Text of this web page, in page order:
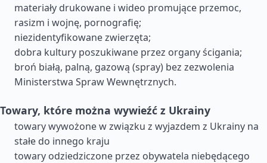
materiały drukowane i wideo promujące przemoc,
rasizm i wojnę, pornografię;
niezidentyfikowane zwierzęta;
dobra kultury poszukiwane przez organy ścigania;
broń białą, palną, gazową (spray) bez zezwolenia
Ministerstwa Spraw Wewnętrznych.
Towary, które można wywieźć z Ukrainy
towary wywożone w związku z wyjazdem z Ukrainy na
stałe do innego kraju
towary odziedziczone przez obywatela niebędącego